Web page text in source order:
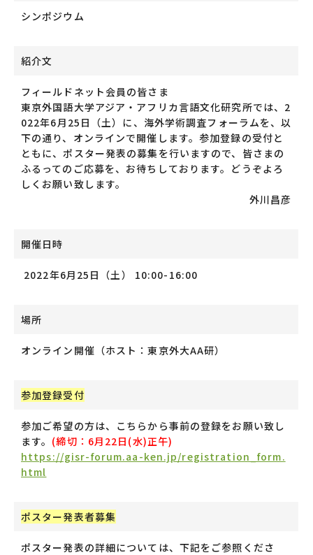
シンポジウム
紹介文
フィールドネット会員の皆さま
東京外国語大学アジア・アフリカ言語文化研究所では、2
022年6月25日（土）に、海外学術調査フォーラムを、以
下の通り、オンラインで開催します。参加登録の受付と
ともに、ポスター発表の募集を行いますので、皆さまの
ふるってのご応募を、お待ちしております。どうぞよろ
しくお願い致します。
外川昌彦
開催日時
2022年6月25日（土） 10:00-16:00
場所
オンライン開催（ホスト：東京外大AA研）
参加登録受付
参加ご希望の方は、こちらから事前の登録をお願い致し
ます。 (締切：6月22日(水)正午)
https://gisr-forum.aa-ken.jp/registration_form.
html
ポスター発表者募集
ポスター発表の詳細については、下記をご参照くださ